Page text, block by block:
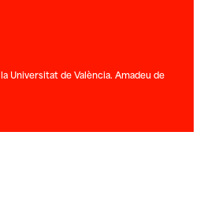
Universitat de València. Amadeu de